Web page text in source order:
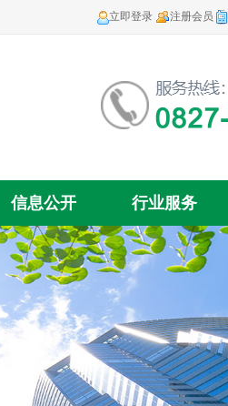
立即登录 注册会员
信息公开 行业服务